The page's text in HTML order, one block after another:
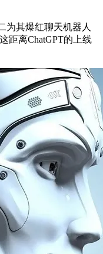
为其爆红聊天机器人
距离ChatGPT的上线